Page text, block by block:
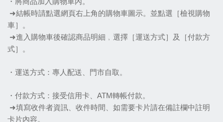
➜結帳時請點選網頁右上角的購物車圖示。並點選［檢視購物
車］。
➜進入購物車後確認商品明細﹐選擇［運送方式］及［付款方
式］。
・運送方式：專人配送、門市自取。
・付款方式：接受信用卡、ATM轉帳付款。
➜填寫收件者資訊、收件時間、如需要卡片請在備註欄中註明
卡片內容。